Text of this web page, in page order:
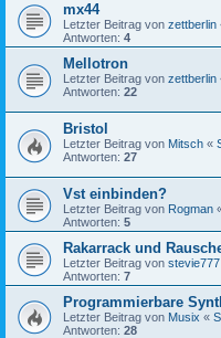
mx44
Letzter Beitrag von zettberlin
Antworten: 4
Mellotron
Letzter Beitrag von zettberlin
Antworten: 22
Bristol
Letzter Beitrag von Mitsch «
Antworten: 27
Vst einbinden?
Letzter Beitrag von Rogman
Antworten: 5
Rakarrack und
Letzter Beitrag von stevie777
Antworten: 7
Programmierbare
Letzter Beitrag von Musix «
Antworten: 28